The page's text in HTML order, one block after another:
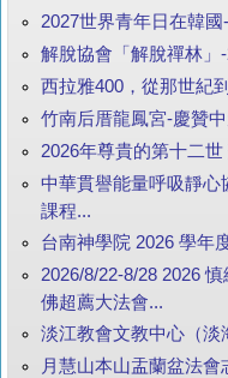
2027世界青年日在韓
解脫協會「解脫禪林」
西拉雅400，從那世紀
竹南后厝龍鳳宮-慶贊
2026年尊貴的第十二
中華貫譽能量呼吸靜心
課程...
台南神學院 2026 學年
2026/8/22-8/28 2026
佛超薦大法會...
淡江教會文教中心（淡
月慧山本山盂蘭盆法會